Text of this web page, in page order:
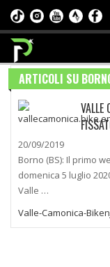
ARTICOLI SU
VALLE
20/09/2019
Borno (BS): Il primo
domenica 5 luglio
Valle …
Valle-Camonica-